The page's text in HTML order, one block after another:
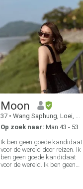
Moon
37 • Wang Saphung, Loei, Thailand
Op zoek naar: Man 43 - 53
Ik ben geen goede kandidaat
voor de wereld door reizen. Ik
ben geen goede kandidaat
voor de wereld. Ik ben geen